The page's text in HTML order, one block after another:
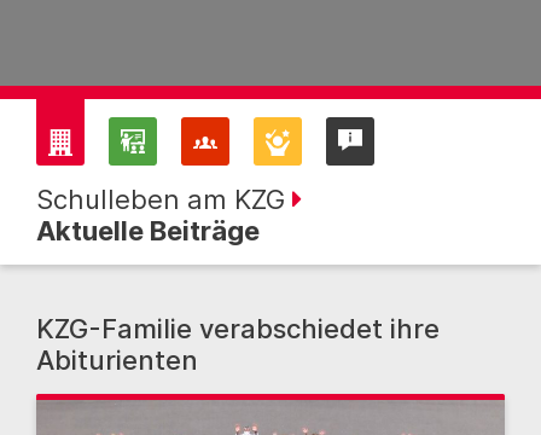
Schulleben am KZG
Aktuelle Beiträge
KZG-Familie verabschiedet ihre
Abiturienten